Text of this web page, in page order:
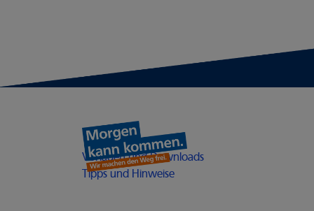
Heimathelden
Vorlagen und DownloadsÖffnet in einem neuen
Tipps und HinweiseÖffnet in einem neuen Fenster